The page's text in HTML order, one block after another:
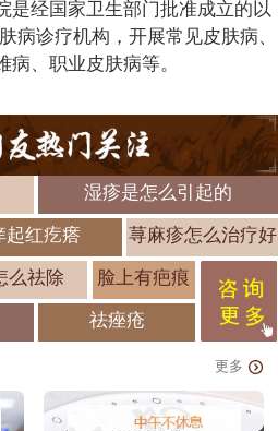
是经国家卫生部门批准成立的以
病诊疗机构，开展常见皮肤病、
、职业皮肤病等。
湿疹是怎么引起的
起红疙瘩 荨麻疹怎么治疗好
么祛除 脸上有疤痕
祛痤疮
更多